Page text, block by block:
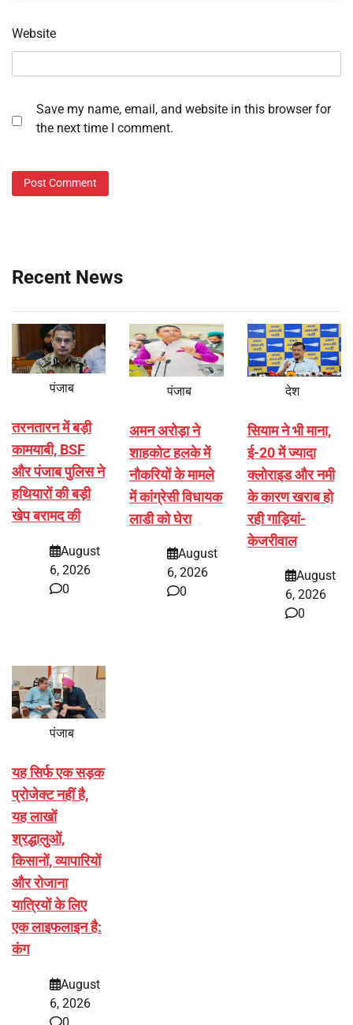
Website
Save my name, email, and website in this browser for
the next time I comment.
Recent News
पंजाब
तरनतारन में बड़ी
कामयाबी, BSF
और पंजाब पुलिस ने
हथियारों की बड़ी
खेप बरामद की
August
6, 2026
0
पंजाब
अमन अरोड़ा ने
शाहकोट हलके में
नौकरियों के मामले
में कांग्रेसी विधायक
लाडी को घेरा
August
6, 2026
0
देश
सियाम ने भी माना,
ई-20 में ज्यादा
क्लोराइड और नमी
के कारण खराब हो
रही गाड़ियां-
केजरीवाल
August
6, 2026
0
पंजाब
यह सिर्फ एक सड़क
प्रोजेक्ट नहीं है,
यह लाखों
श्रद्धालुओं,
किसानों, व्यापारियों
और रोजाना
यात्रियों के लिए
एक लाइफलाइन है:
कंग
August
6, 2026